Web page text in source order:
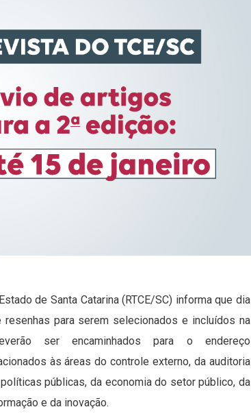
de Santa Catarina (RTCE/SC) informa que dia
para serem selecionados e incluídos na
ser encaminhados para o endereço
às áreas do controle externo, da auditoria
públicas, da economia do setor público, da
e da inovação.